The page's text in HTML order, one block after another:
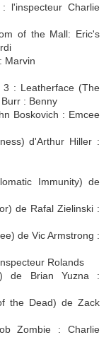
l'inspecteur Charlie
of the Mall: Eric's
Marvin
: Leatherface (The
: Benny
Boskovich : Emcee
d'Arthur Hiller :
Immunity) de
de Rafal Zielinski :
de Vic Armstrong :
Rolands
de Brian Yuzna :
the Dead) de Zack
Zombie : Charlie